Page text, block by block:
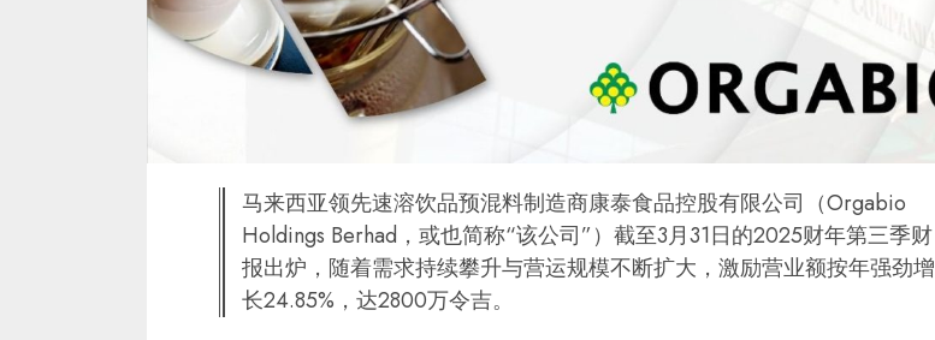
马来西亚领先速溶饮品预混料制造商康泰食品控股有限公司（Orgabio
Holdings Berhad，或也简称“该公司”）截至3月31日的2025财年第三季财
报出炉，随着需求持续攀升与营运规模不断扩大，激励营业额按年强劲增
长24.85%，达2800万令吉。